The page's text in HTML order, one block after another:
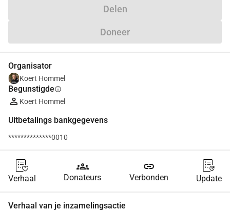
Delen
Doneer
Organisator
Koert Hommel
Begunstigdeinfo
Koert Hommel
Uitbetalings bankgegevens
**************0010
Verhaal
groups
Donateurs
link
Verbonden Update
Verhaal van je inzamelingsactie